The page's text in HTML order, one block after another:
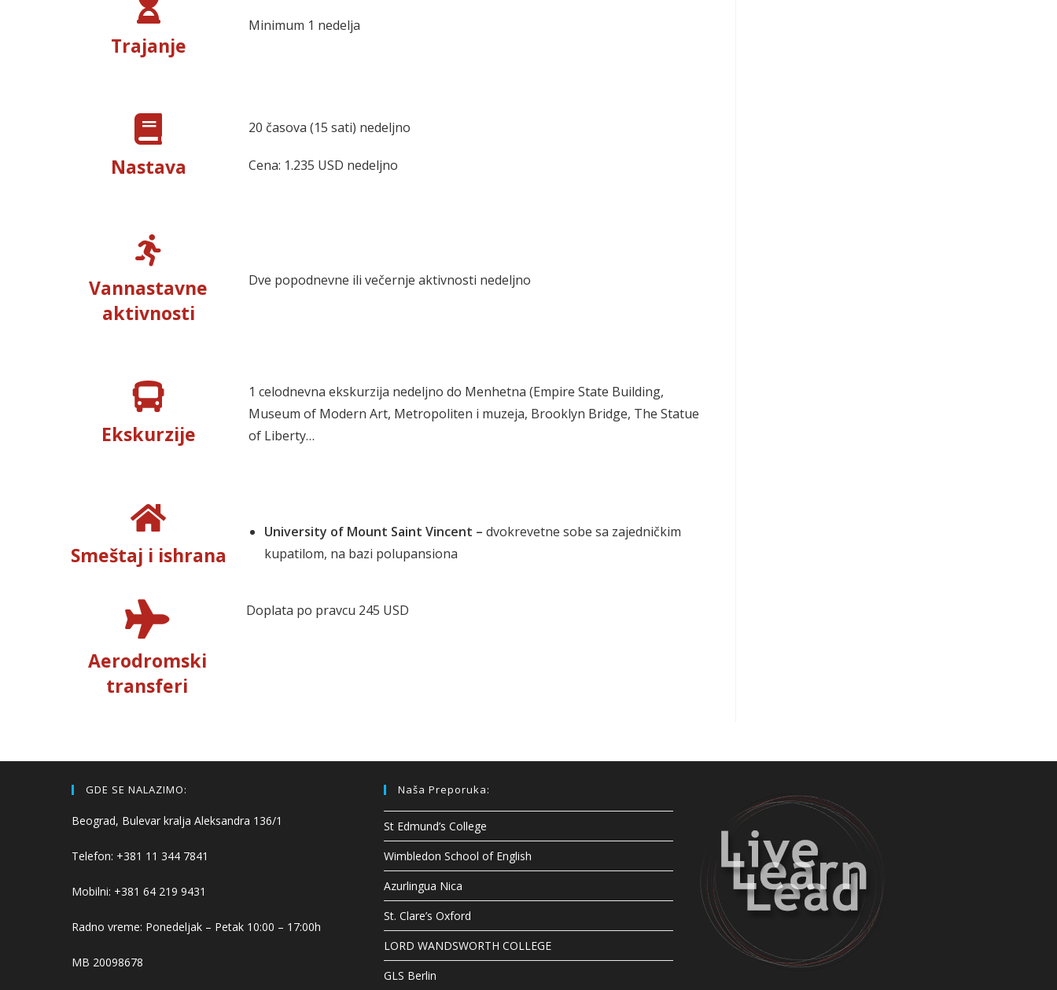
Trajanje
Minimum 1 nedelja
Nastava
20 časova (15 sati) nedeljno
Cena: 1.235 USD nedeljno
Vannastavne
aktivnosti
Dve popodnevne ili večernje aktivnosti nedeljno
Ekskurzije
1 celodnevna ekskurzija nedeljno do Menhetna (Empire State Building,
Museum of Modern Art, Metropoliten i muzeja, Brooklyn Bridge, The Statue
of Liberty…
Smeštaj i ishrana
University of Mount Saint Vincent – dvokrevetne sobe sa zajedničkim
kupatilom, na bazi polupansiona
Aerodromski
transferi
Doplata po pravcu 245 USD
GDE SE NALAZIMO:
Beograd, Bulevar kralja Aleksandra 136/1
Telefon: +381 11 344 7841
Mobilni: +381 64 219 9431
Radno vreme: Ponedeljak – Petak 10:00 – 17:00h
MB 20098678
Naša Preporuka:
St Edmund’s College
Wimbledon School of English
Azurlingua Nica
St. Clare’s Oxford
LORD WANDSWORTH COLLEGE
GLS Berlin